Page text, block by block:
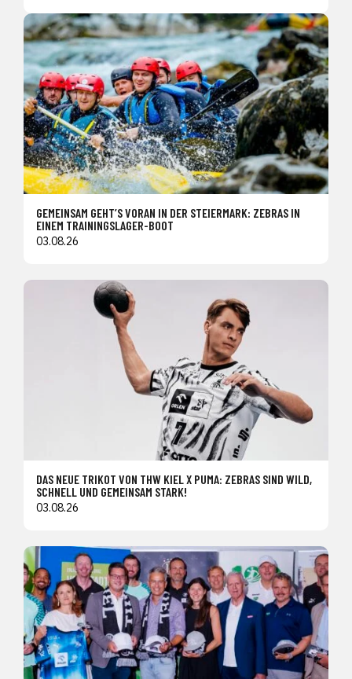
GEMEINSAM GEHT’S VORAN IN DER STEIERMARK: ZEBRAS IN
EINEM TRAININGSLAGER-BOOT
03.08.26
DAS NEUE TRIKOT VON THW KIEL X PUMA: ZEBRAS SIND WILD,
SCHNELL UND GEMEINSAM STARK!
03.08.26